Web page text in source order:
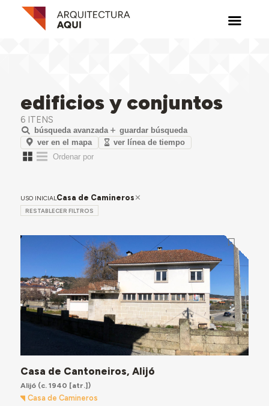
edificios y conjuntos
6 ITENS
búsqueda avanzada
guardar búsqueda
ver en el mapa
ver línea de tiempo
USO INICIALCasa de Camineros
RESTABLECER FILTROS
Casa de Cantoneiros, Alijó
Alijó(c. 1940 [atr.])
Casa de Camineros